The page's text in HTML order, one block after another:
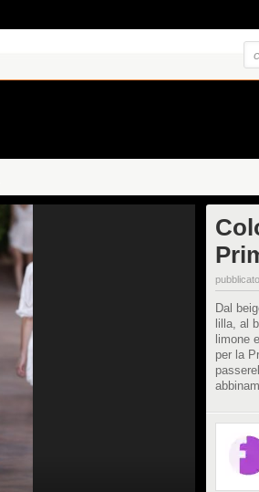
Dal
lilla, al
limone
per la